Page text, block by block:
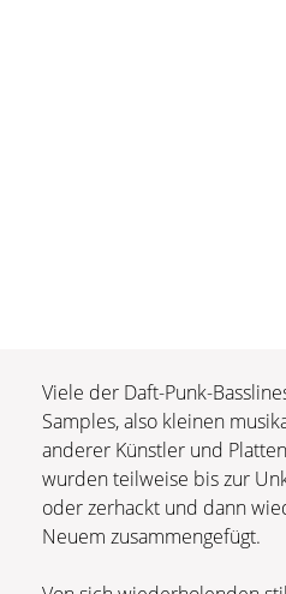
Viele der Daft-Punk-
Samples, also kleinen
anderer Künstler und
wurden teilweise bis zur
oder zerhackt und dann
Neuem zusammengefügt.